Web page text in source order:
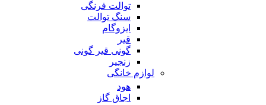
توالت فرنگی
سنگ توالت
ایزوگام
قیر
گونی قیر گونی
زنجیر
لوازم خانگی
هود
اجاق گاز